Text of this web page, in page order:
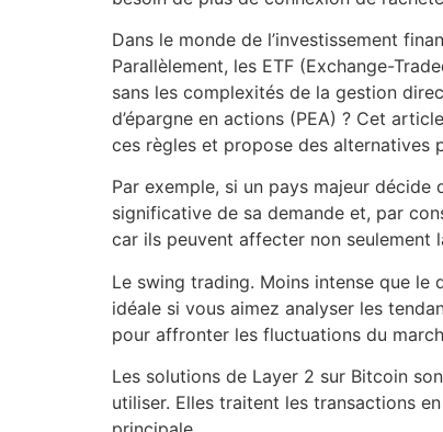
Dans le monde de l’investissement
Parallèlement, les ETF (Exchange-
sans les complexités de la gestion
d’épargne en actions (PEA) ? Cet
ces règles et propose des alternatives
Par exemple, si un pays majeur
significative de sa demande et, par
car ils peuvent affecter non seulement
Le swing trading. Moins intense que le
idéale si vous aimez analyser les
pour affronter les fluctuations du
Les solutions de Layer 2 sur Bitcoin
utiliser. Elles traitent les transactions